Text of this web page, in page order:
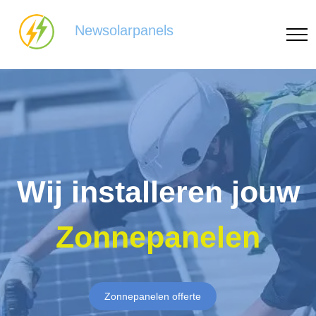
Newsolarpanels
Wij installeren jouw
Zonnepanelen
Zonnepanelen offerte